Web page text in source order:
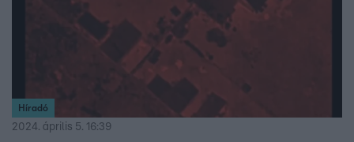
Híradó
2024. április 5. 16:39